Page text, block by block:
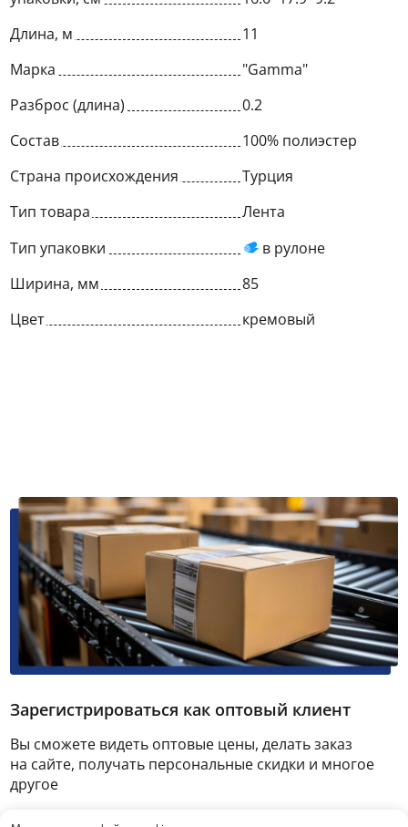
Длина, м
11
Марка
"Gamma"
Разброс (длина)
0.2
Состав
100% полиэстер
Страна происхождения
Турция
Тип товара
Лента
Тип упаковки
в рулоне
Ширина, мм
85
Цвет
кремовый
Зарегистрироваться как оптовый клиент
Вы сможете видеть оптовые цены, делать заказ
на сайте, получать персональные скидки и многое
другое